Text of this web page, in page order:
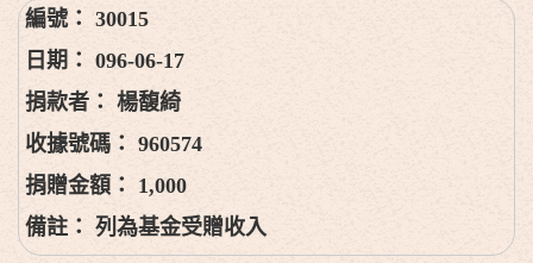
30015
096-06-17
楊馥綺
960574
1,000
列為基金受贈收入